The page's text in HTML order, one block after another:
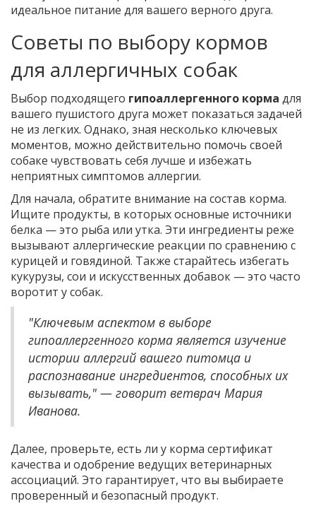
идеальное питание для вашего верного друга.
Советы по выбору кормов
для аллергичных собак
Выбор подходящего гипоаллергенного корма для
вашего пушистого друга может показаться задачей
не из легких. Однако, зная несколько ключевых
моментов, можно действительно помочь своей
собаке чувствовать себя лучше и избежать
неприятных симптомов аллергии.
Для начала, обратите внимание на состав корма.
Ищите продукты, в которых основные источники
белка — это рыба или утка. Эти ингредиенты реже
вызывают аллергические реакции по сравнению с
курицей и говядиной. Также старайтесь избегать
кукурузы, сои и искусственных добавок — это часто
воротит у собак.
"Ключевым аспектом в выборе
гипоаллергенного корма является изучение
истории аллергий вашего питомца и
распознавание ингредиентов, способных их
вызывать," — говорит ветврач Мария
Иванова.
Далее, проверьте, есть ли у корма сертификат
качества и одобрение ведущих ветеринарных
ассоциаций. Это гарантирует, что вы выбираете
проверенный и безопасный продукт.